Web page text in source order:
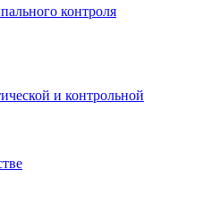
контроля
и контрольной